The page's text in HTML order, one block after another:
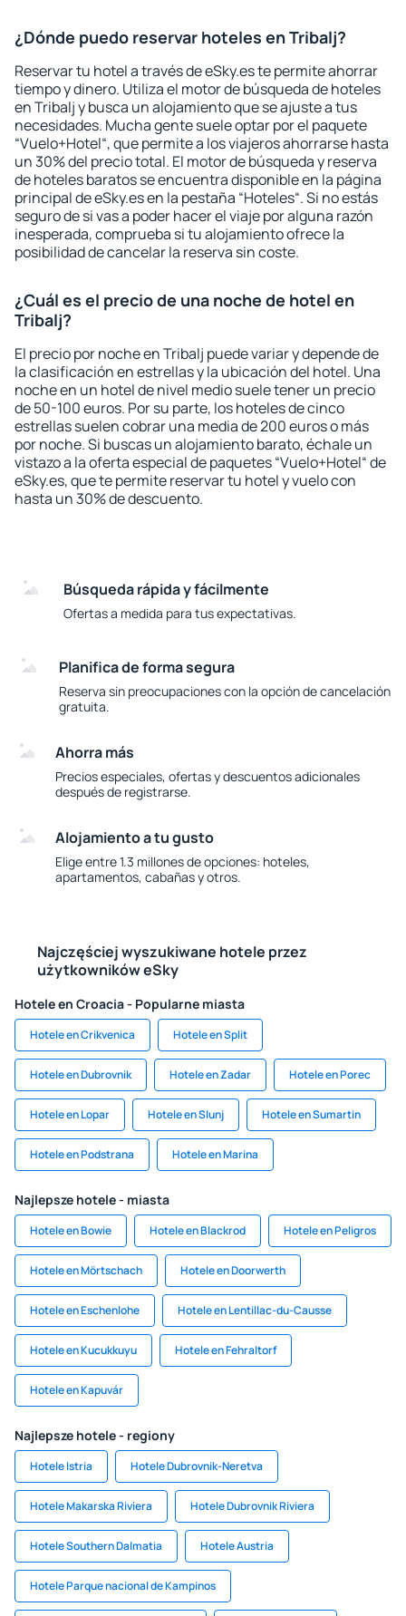
¿Dónde puedo reservar hoteles en Tribalj?
Reservar tu hotel a través de eSky.es te permite ahorrar
tiempo y dinero. Utiliza el motor de búsqueda de hoteles
en Tribalj y busca un alojamiento que se ajuste a tus
necesidades. Mucha gente suele optar por el paquete
“Vuelo+Hotel“, que permite a los viajeros ahorrarse hasta
un 30% del precio total. El motor de búsqueda y reserva
de hoteles baratos se encuentra disponible en la página
principal de eSky.es en la pestaña “Hoteles“. Si no estás
seguro de si vas a poder hacer el viaje por alguna razón
inesperada, comprueba si tu alojamiento ofrece la
posibilidad de cancelar la reserva sin coste.
¿Cuál es el precio de una noche de hotel en
Tribalj?
El precio por noche en Tribalj puede variar y depende de
la clasificación en estrellas y la ubicación del hotel. Una
noche en un hotel de nivel medio suele tener un precio
de 50-100 euros. Por su parte, los hoteles de cinco
estrellas suelen cobrar una media de 200 euros o más
por noche. Si buscas un alojamiento barato, échale un
vistazo a la oferta especial de paquetes “Vuelo+Hotel“ de
eSky.es, que te permite reservar tu hotel y vuelo con
hasta un 30% de descuento.
Búsqueda rápida y fácilmente
Ofertas a medida para tus expectativas.
Planifica de forma segura
Reserva sin preocupaciones con la opción de cancelación
gratuita.
Ahorra más
Precios especiales, ofertas y descuentos adicionales
después de registrarse.
Alojamiento a tu gusto
Elige entre 1.3 millones de opciones: hoteles,
apartamentos, cabañas y otros.
Najczęściej wyszukiwane hotele przez
użytkowników eSky
Hotele en Croacia - Popularne miasta
Hotele en Crikvenica Hotele en Split
Hotele en Dubrovnik Hotele en Zadar Hotele en Porec
Hotele en Lopar Hotele en Slunj Hotele en Sumartin
Hotele en Podstrana Hotele en Marina
Najlepsze hotele - miasta
Hotele en Bowie Hotele en Blackrod Hotele en Peligros
Hotele en Mörtschach Hotele en Doorwerth
Hotele en Eschenlohe Hotele en Lentillac-du-Causse
Hotele en Kucukkuyu Hotele en Fehraltorf
Hotele en Kapuvár
Najlepsze hotele - regiony
Hotele Istria Hotele Dubrovnik-Neretva
Hotele Makarska Riviera Hotele Dubrovnik Riviera
Hotele Southern Dalmatia Hotele Austria
Hotele Parque nacional de Kampinos